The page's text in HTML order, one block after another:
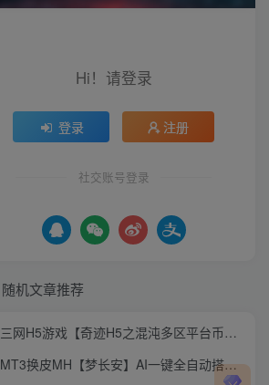
Hi！请登录
登录 注册
社交账号登录
随机文章推荐
三网H5游戏【奇迹H5之混沌多区平台币内购跨服版】AI一键全自动搭建+商城官网+代理后台+GM加币授权后台+简易安卓客户端
MT3换皮MH【梦长安】AI一键全自动搭建+最新整理Linux手工服务端+安卓苹果双端+GM后台+详细搭建教程+全套源码+赞助攻略